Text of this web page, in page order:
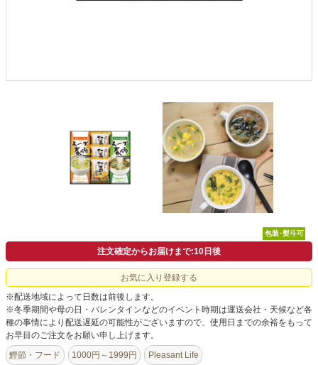
無料サンプル・資料請求
包装･熨斗可
注文確定からお届けまで:10日後
お気に入り登録する
※配送地域によって日数は前後します。
※冬季期間や母の日・バレンタインなどのイベント時期は運送会社・天候など各
種の事情により配送遅延の可能性がございますので、使用日までの余裕をもって
お早目のご注文をお願い申し上げます。
鰹節・フード 1000円～1999円 Pleasant Life